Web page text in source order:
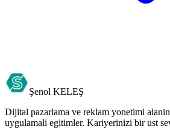
Şenol KELEŞ
Dijital pazarlama ve reklam yonetimi
uygulamali egitimler. Kariyerinizi bir ust